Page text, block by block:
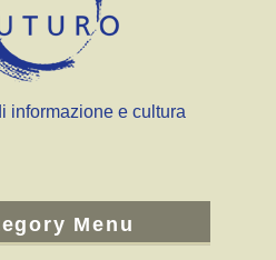
informazione e cultura
Menu